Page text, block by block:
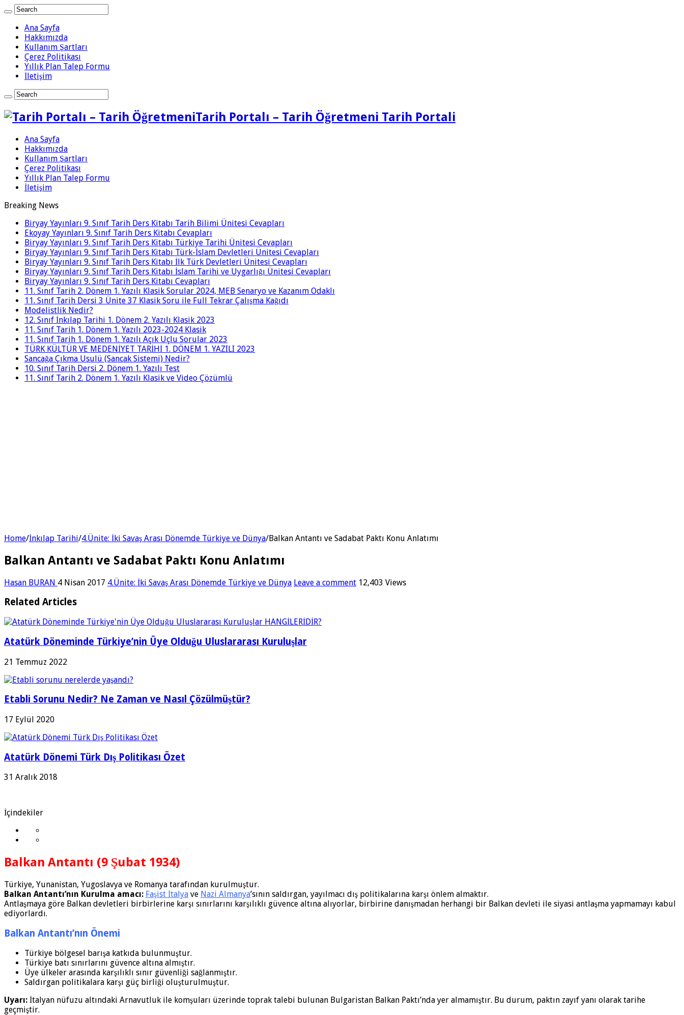
Ana Sayfa
Hakkımızda
Kullanım Şartları
Çerez Politikası
Yıllık Plan Talep Formu
İletişim
Tarih Portalı – Tarih Öğretmeni Tarih Portali
Ana Sayfa
Hakkımızda
Kullanım Şartları
Çerez Politikası
Yıllık Plan Talep Formu
İletişim
Breaking News
Biryay Yayınları 9. Sınıf Tarih Ders Kitabı Tarih Bilimi Ünitesi Cevapları
Ekoyay Yayınları 9. Sınıf Tarih Ders Kitabı Cevapları
Biryay Yayınları 9. Sınıf Tarih Ders Kitabı Türkiye Tarihi Ünitesi Cevapları
Biryay Yayınları 9. Sınıf Tarih Ders Kitabı Türk-İslam Devletleri Ünitesi Cevapları
Biryay Yayınları 9. Sınıf Tarih Ders Kitabı İlk Türk Devletleri Ünitesi Cevapları
Biryay Yayınları 9. Sınıf Tarih Ders Kitabı İslam Tarihi ve Uygarlığı Ünitesi Cevapları
Biryay Yayınları 9. Sınıf Tarih Ders Kitabı Cevapları
11. Sınıf Tarih 2. Dönem 1. Yazılı Klasik Sorular 2024, MEB Senaryo ve Kazanım Odaklı
11. Sınıf Tarih Dersi 3 Ünite 37 Klasik Soru ile Full Tekrar Çalışma Kağıdı
Modelistlik Nedir?
12. Sınıf İnkılap Tarihi 1. Dönem 2. Yazılı Klasik 2023
11. Sınıf Tarih 1. Dönem 1. Yazılı 2023-2024 Klasik
11. Sınıf Tarih 1. Dönem 1. Yazılı Açık Uçlu Sorular 2023
TÜRK KÜLTÜR VE MEDENİYET TARİHİ 1. DÖNEM 1. YAZILI 2023
Sancağa Çıkma Usulü (Sancak Sistemi) Nedir?
10. Sınıf Tarih Dersi 2. Dönem 1. Yazılı Test
11. Sınıf Tarih 2. Dönem 1. Yazılı Klasik ve Video Çözümlü
Home/İnkılap Tarihi/4.Ünite: İki Savaş Arası Dönemde Türkiye ve Dünya/Balkan Antantı ve Sadabat Paktı Konu Anlatımı
Balkan Antantı ve Sadabat Paktı Konu Anlatımı
Hasan BURAN 4 Nisan 2017 4.Ünite: İki Savaş Arası Dönemde Türkiye ve Dünya Leave a comment 12,403 Views
Related Articles
Atatürk Döneminde Türkiye’nin Üye Olduğu Uluslararası Kuruluşlar
21 Temmuz 2022
Etabli Sorunu Nedir? Ne Zaman ve Nasıl Çözülmüştür?
17 Eylül 2020
Atatürk Dönemi Türk Dış Politikası Özet
31 Aralık 2018
İçindekiler
Balkan Antantı (9 Şubat 1934)
Türkiye, Yunanistan, Yugoslavya ve Romanya tarafından kurulmuştur.
Balkan Antantı’nın Kurulma amacı: Faşist İtalya ve Nazi Almanya’sının saldırgan, yayılmacı dış politikalarına karşı önlem almaktır.
Antlaşmaya göre Balkan devletleri birbirlerine karşı sınırlarını karşılıklı güvence altına alıyorlar, birbirine danışmadan herhangi bir Balkan devleti ile siyasi antlaşma yapmamayı kabul
ediyorlardı.
Balkan Antantı’nın Önemi
Türkiye bölgesel barışa katkıda bulunmuştur.
Türkiye batı sınırlarını güvence altına almıştır.
Üye ülkeler arasında karşılıklı sınır güvenliği sağlanmıştır.
Saldırgan politikalara karşı güç birliği oluşturulmuştur.
Uyarı: İtalyan nüfuzu altındaki Arnavutluk ile komşuları üzerinde toprak talebi bulunan Bulgaristan Balkan Paktı’nda yer almamıştır. Bu durum, paktın zayıf yanı olarak tarihe
geçmiştir.